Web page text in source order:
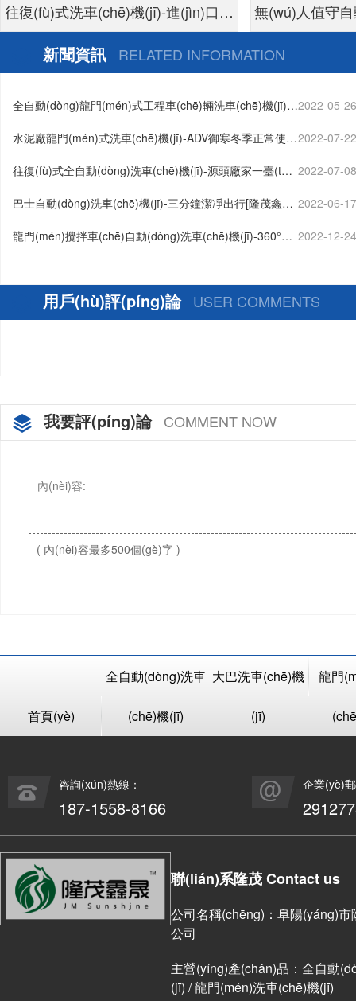
往復(fù)式洗車(chē)機(jī)-進(jìn)口耐
磨泡面刷不傷車(chē)漆[隆茂鑫晟]
無(wú)人值守
(jī)-掃碼支付
新聞資訊 RELATED INFORMATION
全自動(dòng)龍門(mén)式工程車(chē)輛洗車(chē)機(jī)廠2022-05-
水泥廠龍門(mén)式洗車(chē)機(jī)-ADV御寒冬季正常使用2022-07-
往復(fù)式全自動(dòng)洗車(chē)機(jī)-源頭廠家一臺(tái) 2022-07-
巴士自動(dòng)洗車(chē)機(jī)-三分鐘潔凈出行[隆茂鑫晟] 2022-06-
龍門(mén)攪拌車(chē)自動(dòng)洗車(chē)機(jī)-360°清 2022-12-
用戶(hù)評(píng)論 USER COMMENTS
我要評(píng)論 COMMENT NOW
( 內(nèi)容最多500個(gè)字 )
首頁(yè)
全自動(dòng)洗車
(chē)機(jī)
大巴洗車(chē)機
(jī)
龍門
咨詢(xún)熱線：
187-1558-8166
企業(yè)
聯(lián)系隆茂 Contact us
公司名稱(chēng)：阜陽(yáng)
公司
主營(yíng)產(chǎn)品：全自動
(jī) / 龍門(mén)洗車(chē)機(jī)